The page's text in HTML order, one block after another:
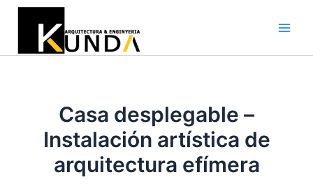
contenido
Casa desplegable –
Instalación artística de
arquitectura efímera